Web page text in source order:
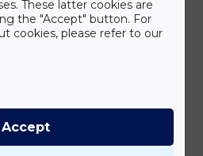
These latter cookies are
the "Accept" button. For
cookies, please refer to our
Accept